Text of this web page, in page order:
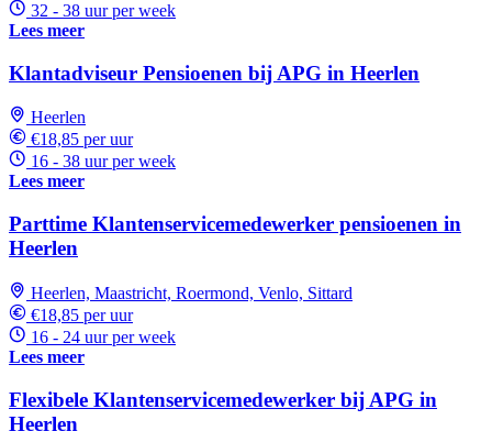
32 - 38 uur per week
Lees meer
Klantadviseur Pensioenen bij APG in Heerlen
Heerlen
€18,85 per uur
16 - 38 uur per week
Lees meer
Parttime Klantenservicemedewerker pensioenen in
Heerlen
Heerlen, Maastricht, Roermond, Venlo, Sittard
€18,85 per uur
16 - 24 uur per week
Lees meer
Flexibele Klantenservicemedewerker bij APG in
Heerlen